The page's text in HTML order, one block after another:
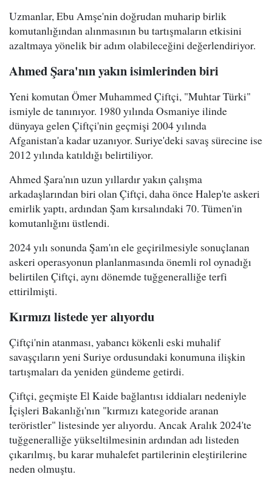
Uzmanlar, Ebu Amşe'nin doğrudan muharip birlik
komutanlığından alınmasının bu tartışmaların etkisini
azaltmaya yönelik bir adım olabileceğini değerlendiriyor.
Ahmed Şara'nın yakın isimlerinden biri
Yeni komutan Ömer Muhammed Çiftçi, "Muhtar Türki"
ismiyle de tanınıyor. 1980 yılında Osmaniye ilinde
dünyaya gelen Çiftçi'nin geçmişi 2004 yılında
Afganistan'a kadar uzanıyor. Suriye'deki savaş sürecine ise
2012 yılında katıldığı belirtiliyor.
Ahmed Şara'nın uzun yıllardır yakın çalışma
arkadaşlarından biri olan Çiftçi, daha önce Halep'te askeri
emirlik yaptı, ardından Şam kırsalındaki 70. Tümen'in
komutanlığını üstlendi.
2024 yılı sonunda Şam'ın ele geçirilmesiyle sonuçlanan
askeri operasyonun planlanmasında önemli rol oynadığı
belirtilen Çiftçi, aynı dönemde tuğgeneralliğe terfi
ettirilmişti.
Kırmızı listede yer alıyordu
Çiftçi'nin atanması, yabancı kökenli eski muhalif
savaşçıların yeni Suriye ordusundaki konumuna ilişkin
tartışmaları da yeniden gündeme getirdi.
Çiftçi, geçmişte El Kaide bağlantısı iddiaları nedeniyle
İçişleri Bakanlığı'nın "kırmızı kategoride aranan
teröristler" listesinde yer alıyordu. Ancak Aralık 2024'te
tuğgeneralliğe yükseltilmesinin ardından adı listeden
çıkarılmış, bu karar muhalefet partilerinin eleştirilerine
neden olmuştu.